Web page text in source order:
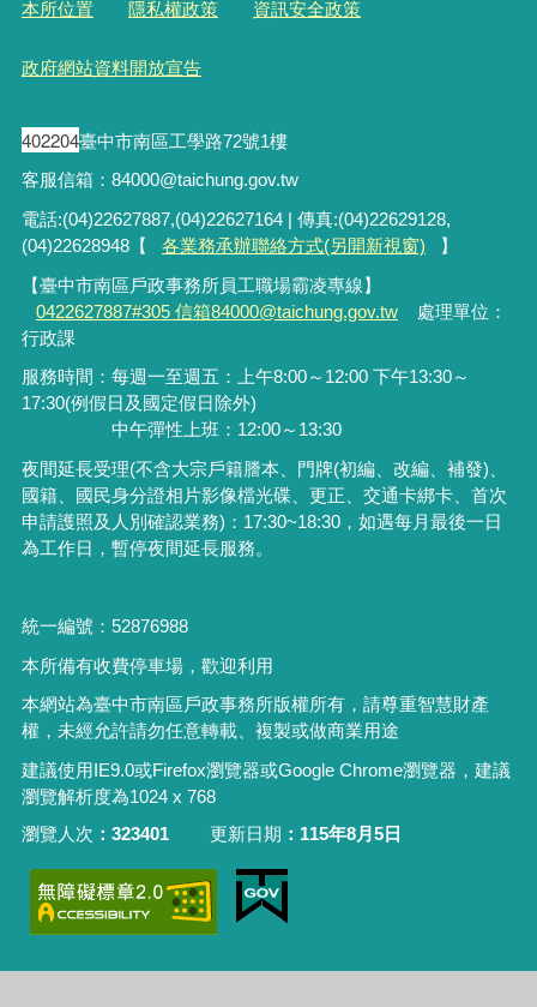
本所位置 隱私權政策 資訊安全政策
政府網站資料開放宣告
402204臺中市南區工學路72號1樓
客服信箱：84000@taichung.gov.tw
電話:(04)22627887,(04)22627164 | 傳真:(04)22629128,
(04)22628948【
各業務承辦聯絡方式(另開新視窗)
】
【臺中市南區戶政事務所員工職場霸凌專線】
0422627887#305 信箱84000@taichung.gov.tw
處理單位：
行政課
服務時間：每週一至週五：上午8:00～12:00 下午13:30～
17:30(例假日及國定假日除外)
中午彈性上班：12:00～13:30
夜間延長受理(不含大宗戶籍謄本、門牌(初編、改編、補發)
國籍、國民身分證相片影像檔光碟、更正、交通卡綁卡、首次
申請護照及人別確認業務) ： 17:30~18:30，如遇每月最後一日
為工作日，暫停夜間延長服務。
統一編號：52876988
本所備有收費停車場，歡迎利用
本網站為臺中市南區戶政事務所版權所有，請尊重智慧財產
權，未經允許請勿任意轉載、複製或做商業用途
建議使用IE9.0或Firefox瀏覽器或Google Chrome瀏覽器，建議
瀏覽解析度為1024 x 768
瀏覽人次
323401 更新日期 115年8月5日